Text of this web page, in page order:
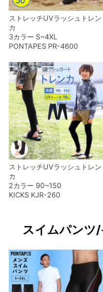
ストレッチUVラッシュトレン
カ
3カラー S~4XL
PONTAPES PR-4600
ストレッチUVラッシュトレン
カ
2カラー 90~150
KICKS KJR-260
スイムパンツ